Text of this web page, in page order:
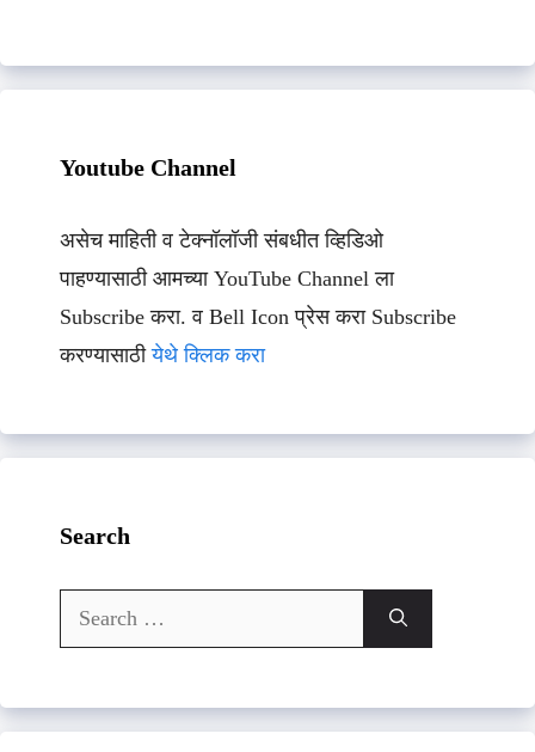
Youtube Channel
असेच माहिती व टेक्नॉलॉजी संबधीत व्हिडिओ
पाहण्यासाठी आमच्या YouTube Channel ला
Subscribe करा. व Bell Icon प्रेस करा Subscribe
करण्यासाठीयेथे क्लिक करा
Search
Search
for: